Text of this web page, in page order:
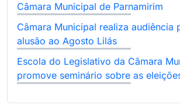
Câmara Municipal de Parnamirim
Câmara Municipal realiza audiência
alusão ao Agosto Lilás
Escola do Legislativo da Câmara
promove seminário sobre as